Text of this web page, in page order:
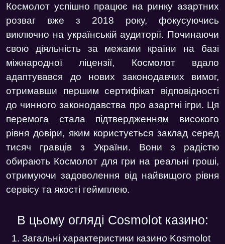
Космолот успішно працює на ринку азартних
розваг вже з 2018 року, фокусуючись
виключно на українській аудиторії. Починаючи
свою діяльність за межами країни на базі
міжнародної ліцензії, Космолот вдало
адаптувався до нових законодавчих вимог,
отримавши першим сертифікат відповідності
до чинного законодавства про азартні ігри. Ця
перемога стала підтвердженням високого
рівня довіри, яким користується заклад серед
тисяч гравців з України. Вони з радістю
обирають Космолот для гри на реальні гроші,
отримуючи задоволення від найвищого рівня
сервісу та якості геймплею.
В цьому огляді Cosmolot казино:
Загальні характеристики казино Kosmolot